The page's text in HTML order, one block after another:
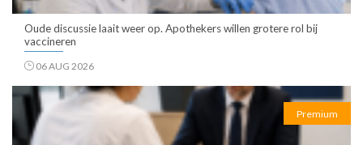
Oude discussie laait weer op. Apothekers willen grotere rol bij
vaccineren
06 AUG 2026
Premium